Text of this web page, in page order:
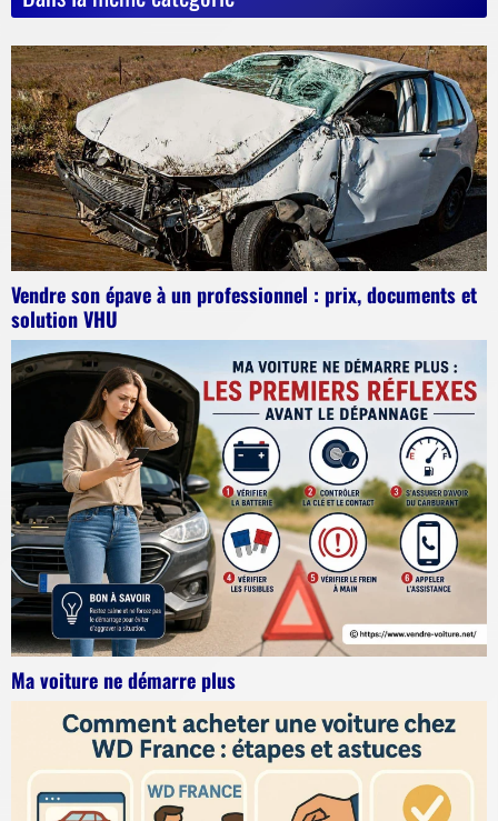
Vendre son épave à un professionnel : prix, documents et
solution VHU
Ma voiture ne démarre plus